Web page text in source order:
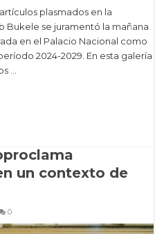
plasmados en la
Bukele se juramentó la mañana
en el Palacio Nacional como
2024-2029. En esta galería
…
un contexto de
0